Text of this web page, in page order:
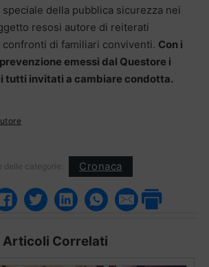
della pubblica sicurezza nei
resosi autore di reiterati
di familiari conviventi. Con i
emessi dal Questore i
tutti invitati a cambiare condotta.
delle categorie: Cronaca
Articoli Correlati